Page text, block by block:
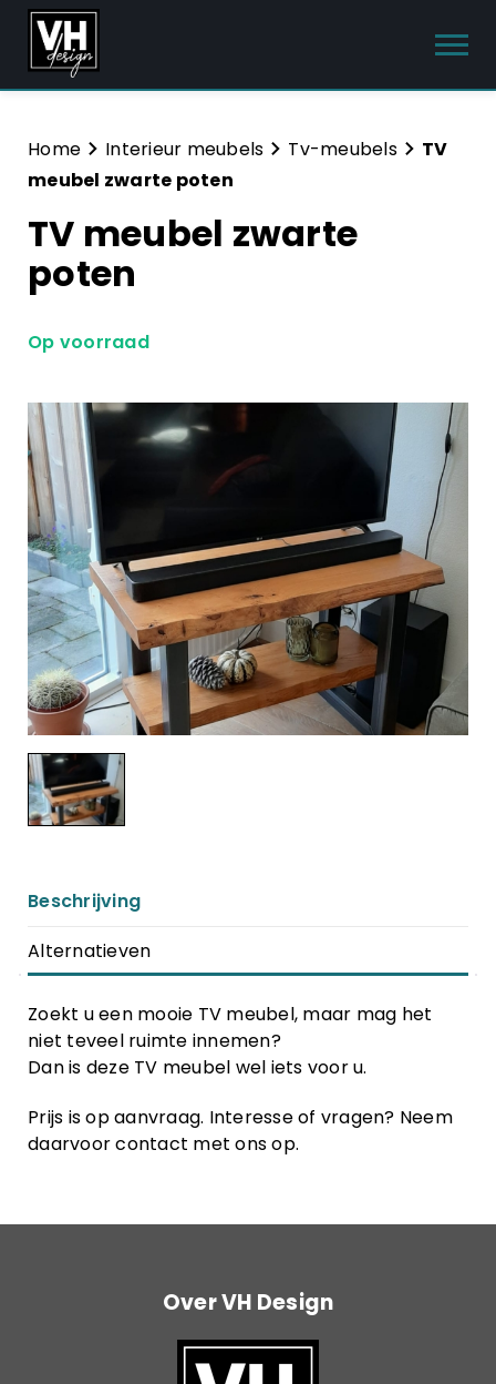
Producten
Tuinmeubelen
Sanitair
Meubelsets
Hulp & Contact
Home Interieur meubels Tv-meubels
TV
meubel zwarte poten
TV meubel zwarte
poten
Op voorraad
Beschrijving
Alternatieven
Zoekt u een mooie TV meubel, maar mag het
niet teveel ruimte innemen?
Dan is deze TV meubel wel iets voor u.
Prijs is op aanvraag. Interesse of vragen? Neem
daarvoor contact met ons op.
Over VH Design